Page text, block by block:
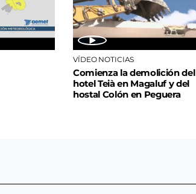
VÍDEO NOTICIAS
Comienza la demolición del
hotel Teià en Magaluf y del
hostal Colón en Peguera